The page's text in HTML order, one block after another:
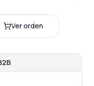
Ver orden